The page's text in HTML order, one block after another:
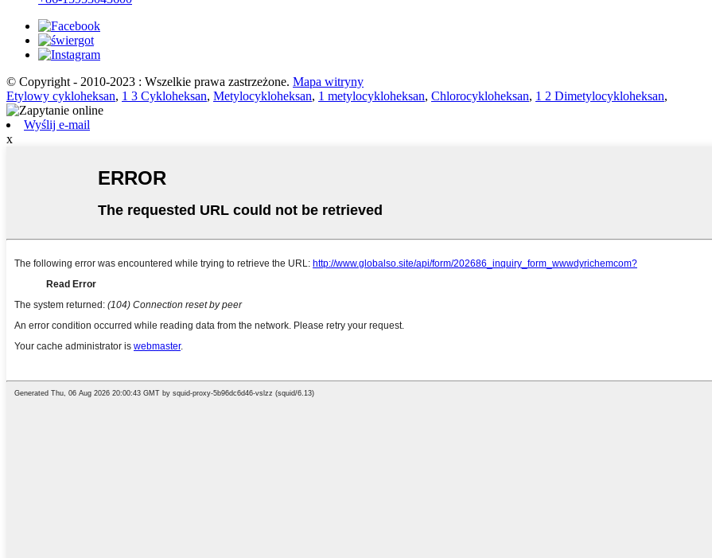
© Copyright - 2010-2023 : Wszelkie prawa zastrzeżone. Mapa witryny
Etylowy cykloheksan, 1 3 Cykloheksan, Metylocykloheksan, 1 metylocykloheksan, Chlorocykloheksan, 1 2 Dimetylocykloheksan,
Wyślij e-mail
x